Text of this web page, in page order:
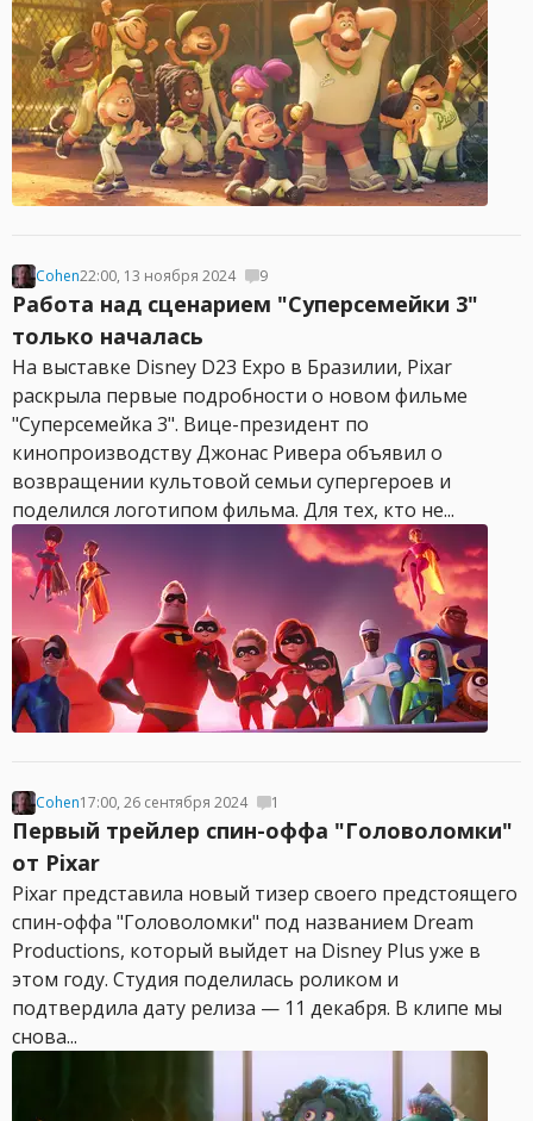
Cohen22:00, 13 ноября 2024 9
Работа над сценарием "Суперсемейки 3"
только началась
На выставке Disney D23 Expo в Бразилии, Pixar
раскрыла первые подробности о новом фильме
"Суперсемейка 3". Вице-президент по
кинопроизводству Джонас Ривера объявил о
возвращении культовой семьи супергероев и
поделился логотипом фильма. Для тех, кто не...
Cohen17:00, 26 сентября 2024 1
Первый трейлер спин-оффа "Головоломки"
от Pixar
Pixar представила новый тизер своего предстоящего
спин-оффа "Головоломки" под названием Dream
Productions, который выйдет на Disney Plus уже в
этом году. Студия поделилась роликом и
подтвердила дату релиза — 11 декабря. В клипе мы
снова...